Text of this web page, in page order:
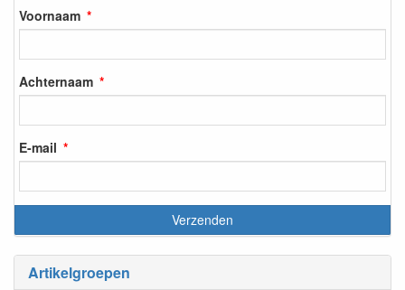
Voornaam
Achternaam
E-mail
Artikelgroepen